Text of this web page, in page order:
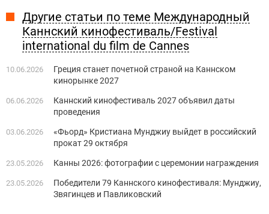
Другие статьи по теме Международный
Каннский кинофестиваль/Festival
international du film de Cannes
10.06.2026
Греция станет ​​почетной страной на Каннском
кинорынке 2027
06.06.2026
Каннский кинофестиваль 2027 объявил даты
проведения
03.06.2026
«Фьорд» Кристиана Мунджиу выйдет в российский
прокат 29 октября
23.05.2026 Канны 2026: фотографии с церемонии награждения
23.05.2026
Победители 79 Каннского кинофестиваля: Мунджиу,
Звягинцев и Павликовский